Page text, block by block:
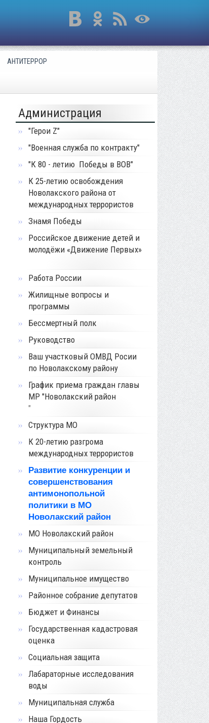
АНТИТЕРРОР
Администрация
"Герои Z"
"Военная служба по контракту"
"К 80 - летию Победы в ВОВ"
К 25-летию освобождения
Новолакского района от
международных террористов
Знамя Победы
Российское движение детей и
молодёжи «Движение Первых»
Работа России
Жилищные вопросы и
программы
Бессмертный полк
Руководство
Ваш участковый ОМВД Росии
по Новолакскому району
График приема граждан главы
МР "Новолакский район
"
Структура МО
К 20-летию разгрома
международных террористов
Развитие конкуренции и
совершенствования
антимонопольной
политики в МО
Новолакский район
МО Новолакский район
Муниципальный земельный
контроль
Муниципальное имущество
Районное собрание депутатов
Бюджет и Финансы
Государственная кадастровая
оценка
Социальная защита
Лабараторные исследования
воды
Муниципальная служба
Наша Гордость